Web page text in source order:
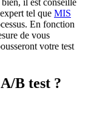
tel que MIS
En fonction
de vous
votre test
B test ?